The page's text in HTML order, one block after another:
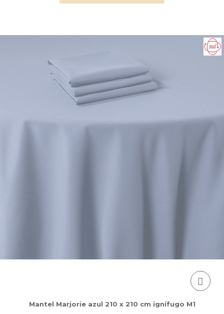
Mantel Marjorie azul 210 x 210 cm ignífugo M1